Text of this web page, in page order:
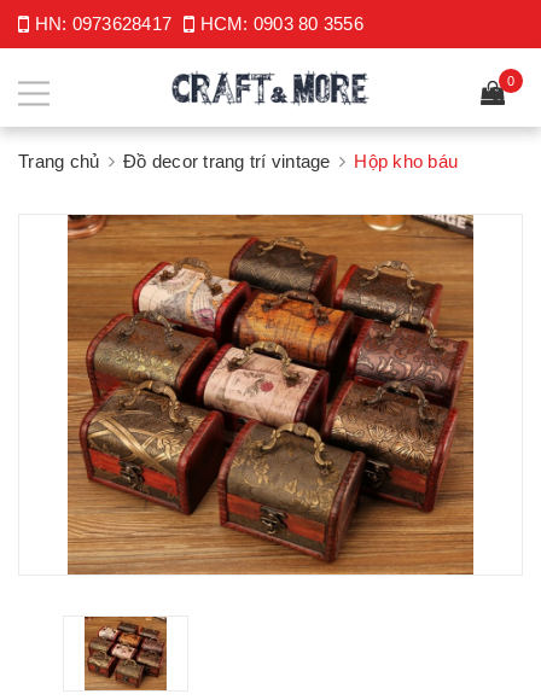
HN: 0973628417 HCM: 0903 80 3556
0
Trang chủ Đồ decor trang trí vintage Hộp kho báu